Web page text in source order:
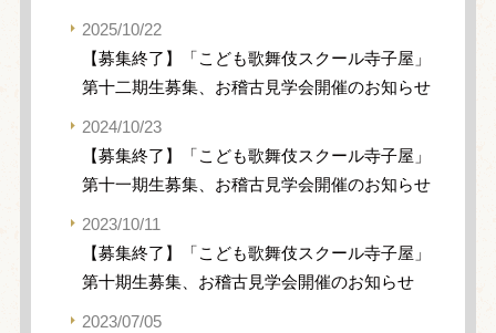
2025/10/22
【募集終了】「こども歌舞伎スクール寺子屋」
第十二期生募集、お稽古見学会開催のお知らせ
2024/10/23
【募集終了】「こども歌舞伎スクール寺子屋」
第十一期生募集、お稽古見学会開催のお知らせ
2023/10/11
【募集終了】「こども歌舞伎スクール寺子屋」
第十期生募集、お稽古見学会開催のお知らせ
2023/07/05